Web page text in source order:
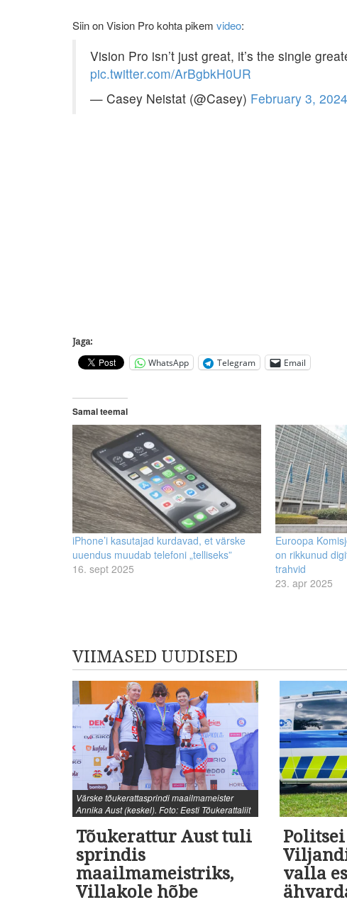
Siin on Vision Pro kohta pikem video:
Vision Pro isn’t just great, it’s the single
pic.twitter.com/ArBgbkH0UR
— Casey Neistat (@Casey) February 3, 2024
Jaga:
WhatsApp Telegram Email
Samal teemal
iPhone’i kasutajad kurdavad, et värske
uuendus muudab telefoni „telliseks”
16. sept 2025
Euroopa
on rikkunud
trahvid
23. apr 2025
VIIMASED UUDISED
Värske tõukerattasprindi maailmameister
Annika Aust (keskel). Foto: Eesti Tõukerattaliit
Tõukerattur Aust tuli
sprindis
maailmameistriks,
Villakole hõbe
valla